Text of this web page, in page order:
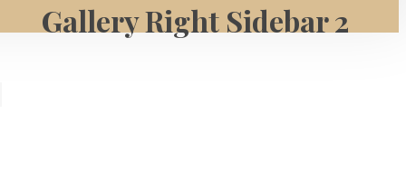
Gallery Right Sidebar 2